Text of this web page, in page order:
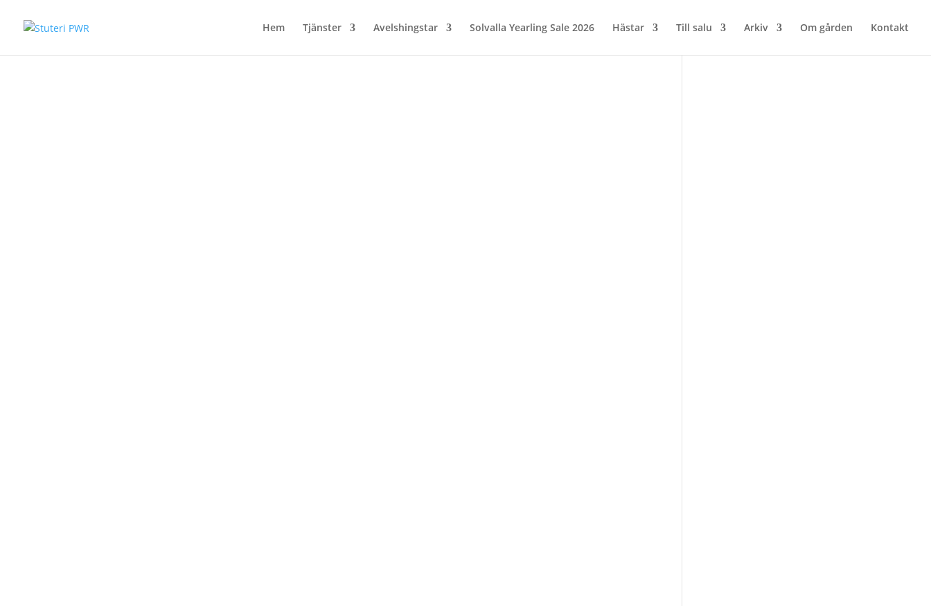
Hem Tjänster Avelshingstar Solvalla Yearling Sale 2026 Hästar Till salu Arkiv Om gården Kontakt